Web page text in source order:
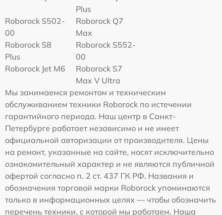
Plus
Roborock S502-
00
Roborock Q7
Max
Roborock S8
Plus
Roborock S552-
00
Roborock Jet M6
Roborock S7
Max V Ultra
Мы занимаемся ремонтом и техническим
обслуживанием техники Roborock по истечении
гарантийного периода. Наш центр в Санкт-
Петербурге работает независимо и не имеет
официальной авторизации от производителя. Цены
на ремонт, указанные на сайте, носят исключительно
ознакомительный характер и не являются публичной
офертой согласно п. 2 ст. 437 ГК РФ. Названия и
обозначения торговой марки Roborock упоминаются
только в информационных целях — чтобы обозначить
перечень техники, с которой мы работаем. Наша